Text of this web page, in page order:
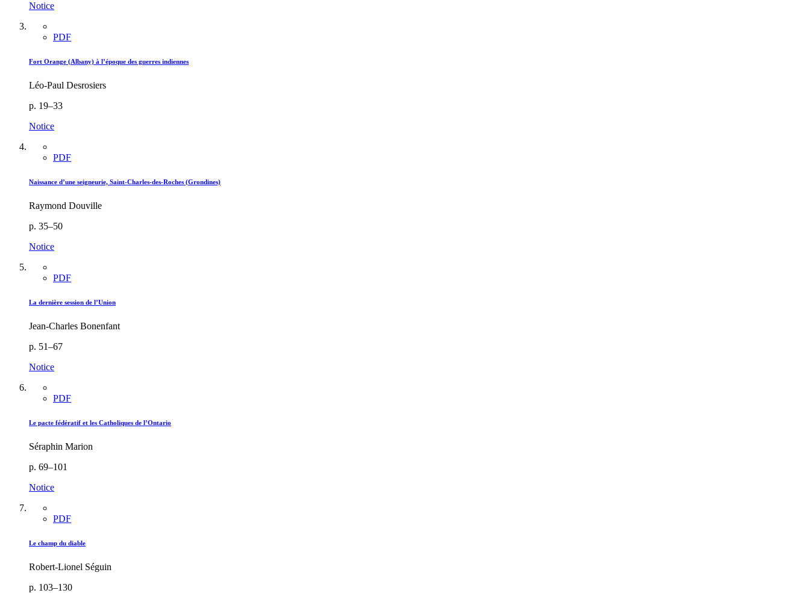
Notice
PDF
Fort Orange (Albany) à l’époque des guerres indiennes
Léo-Paul Desrosiers
p. 19–33
Notice
PDF
Naissance d’une seigneurie, Saint-Charles-des-Roches (Grondines)
Raymond Douville
p. 35–50
Notice
PDF
La dernière session de l’Union
Jean-Charles Bonenfant
p. 51–67
Notice
PDF
Le pacte fédératif et les Catholiques de l’Ontario
Séraphin Marion
p. 69–101
Notice
PDF
Le champ du diable
Robert-Lionel Séguin
p. 103–130